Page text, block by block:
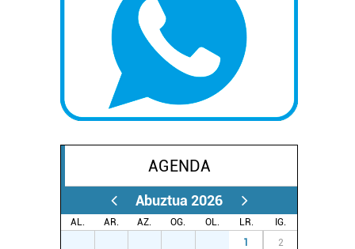
AGENDA
Abuztua 2026
AL. AR. AZ. OG. OL. LR.
IG.
1 2